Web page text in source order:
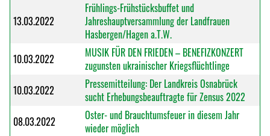
13.03.2022
Frühlings-Frühstücksbuffet und
Jahreshauptversammlung der Landfrauen
Hasbergen/Hagen a.T.W.
10.03.2022
MUSIK FÜR DEN FRIEDEN – BENEFIZKONZERT
zugunsten ukrainischer Kriegsflüchtlinge
10.03.2022
Pressemitteilung: Der Landkreis Osnabrück
sucht Erhebungsbeauftragte für Zensus 2022
08.03.2022
Oster- und Brauchtumsfeuer in diesem Jahr
wieder möglich